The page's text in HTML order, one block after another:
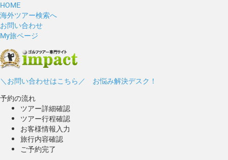
HOME
海外ツアー検索へ
お問い合わせ
My旅ページ
＼お問い合わせはこちら／ お悩み解決デスク！
予約の流れ
ツアー詳細確認
ツアー行程確認
お客様情報入力
旅行内容確認
ご予約完了